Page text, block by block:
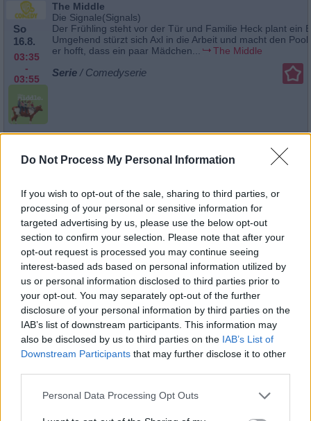
Do Not Process My Personal Information
If you wish to opt-out of the sale, sharing to third parties, or
processing of your personal or sensitive information for
targeted advertising by us, please use the below opt-out
section to confirm your selection. Please note that after your
opt-out request is processed you may continue seeing
interest-based ads based on personal information utilized by
us or personal information disclosed to third parties prior to
your opt-out. You may separately opt-out of the further
disclosure of your personal information by third parties on the
IAB’s list of downstream participants. This information may
also be disclosed by us to third parties on the IAB’s List of
Downstream Participants that may further disclose it to other
Personal Data Processing Opt Outs
So
16.8.
03:35
-
03:55
The Middle
Die Signale(Signals)
Der Frühling steht vor der Tür und Familie Heck plant ein
Umgehend stürzt sich Axl in die Arbeit und macht den
er hofft, dass ein paar Mädchen...
The Middle
Serie / Comedyserie
So
03:10
03:35
Frankie wird am Muttertag vor Augen geführt, dass sie
Serie/ Comedyserie
So
16.8.
04:15
-
Das neue Schuljahr(Back to School)
Es ist der erste Tag nach den Sommerferien und Frankie
gestresst. Wie soll sie es nur schaffen, die ganzen
Kinder im Blick zu behalten? Beim Versuch,...
Serie/ Comedyserie
Der Kratzer(The Scratch)